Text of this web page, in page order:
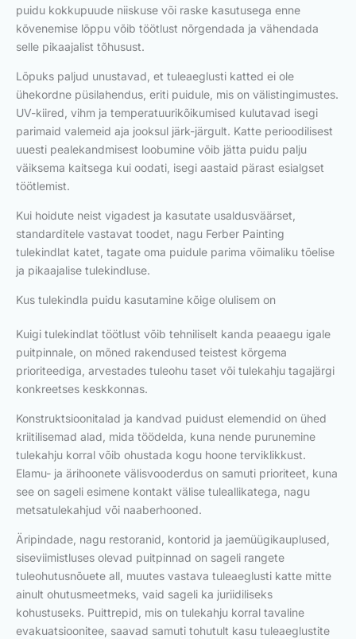
puidu kokkupuude niiskuse või raske kasutusega enne
kõvenemise lõppu võib töötlust nõrgendada ja vähendada
selle pikaajalist tõhusust.
Lõpuks paljud unustavad, et tuleaeglusti katted ei ole
ühekordne püsilahendus, eriti puidule, mis on välistingimustes.
UV-kiired, vihm ja temperatuurikõikumised kulutavad isegi
parimaid valemeid aja jooksul järk-järgult. Katte perioodilisest
uuesti pealekandmisest loobumine võib jätta puidu palju
väiksema kaitsega kui oodati, isegi aastaid pärast esialgset
töötlemist.
Kui hoidute neist vigadest ja kasutate usaldusväärset,
standarditele vastavat toodet, nagu Ferber Painting
tulekindlat katet, tagate oma puidule parima võimaliku tõelise
ja pikaajalise tulekindluse.
Kus tulekindla puidu kasutamine kõige olulisem on
Kuigi tulekindlat töötlust võib tehniliselt kanda peaaegu igale
puitpinnale, on mõned rakendused teistest kõrgema
prioriteediga, arvestades tuleohu taset või tulekahju tagajärgi
konkreetses keskkonnas.
Konstruktsioonitalad ja kandvad puidust elemendid on ühed
kriitilisemad alad, mida töödelda, kuna nende purunemine
tulekahju korral võib ohustada kogu hoone terviklikkust.
Elamu- ja ärihoonete välisvooderdus on samuti prioriteet, kuna
see on sageli esimene kontakt välise tuleallikatega, nagu
metsatulekahjud või naaberhooned.
Äripindade, nagu restoranid, kontorid ja jaemüügikauplused,
siseviimistluses olevad puitpinnad on sageli rangete
tuleohutusnõuete all, muutes vastava tuleaeglusti katte mitte
ainult ohutusmeetmeks, vaid sageli ka juriidiliseks
kohustuseks. Puittrepid, mis on tulekahju korral tavaline
evakuatsioonitee, saavad samuti tohutult kasu tuleaeglustite